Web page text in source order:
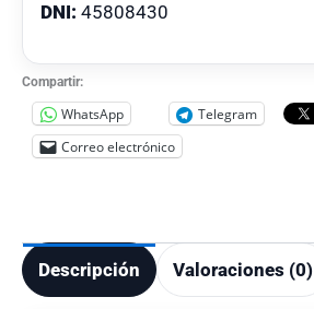
DNI: 45808430
Compartir:
WhatsApp
Telegram
Correo electrónico
Descripción Valoraciones (0)